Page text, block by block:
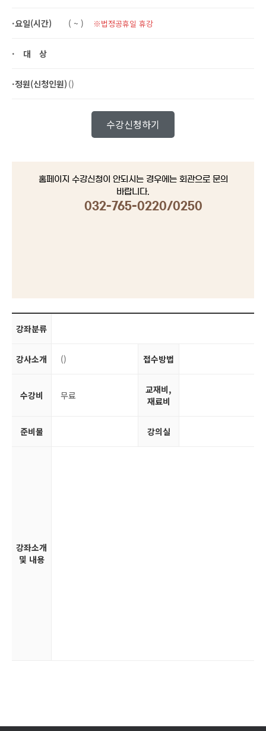
·요일(시간) ( ~ ) ※법정공휴일 휴강
·대상
·정원(신청인원) ()
수강신청하기
홈페이지 수강신청이 안되시는 경우에는 회관으로 문의
바랍니다.
032-765-0220/0250
강좌분류
강사소개 () 접수방법
수강비 무료
교재비,
재료비
준비물 강의실
강좌소개
및 내용